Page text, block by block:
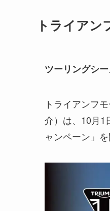
トライア
ツーリングシ
トライアンフ
介）は、10月1
ャンペーン」